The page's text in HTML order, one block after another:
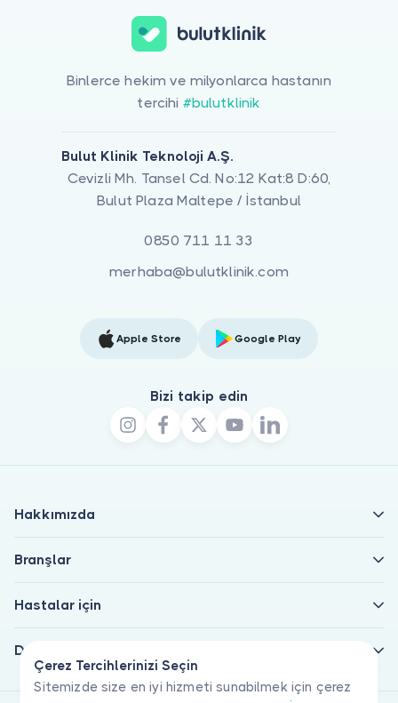
Çerez Tercihlerinizi Seçin
Sitemizde size en iyi hizmeti sunabilmek için çerez
Binlerce hekim ve milyonlarca hastanın
tercihi #bulutklinik
Bulut Klinik Teknoloji A.Ş.
Cevizli Mh. Tansel Cd. No:12 Kat:8 D:60,
Bulut Plaza Maltepe / İstanbul
0850 711 11 33
merhaba@bulutklinik.com
Apple Store Google Play
Bizi takip edin
Hakkımızda
Branşlar
Hastalar için
Doktorlar için